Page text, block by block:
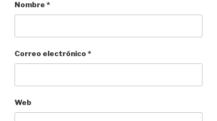
Nombre *
Correo electrónico *
Web